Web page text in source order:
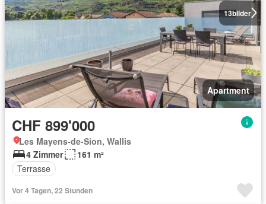
13bilder
Apartment
CHF 899'000
Les Mayens-de-Sion, Wallis
4 Zimmer
161 m²
Terrasse
Vor 4 Tagen, 22 Stunden